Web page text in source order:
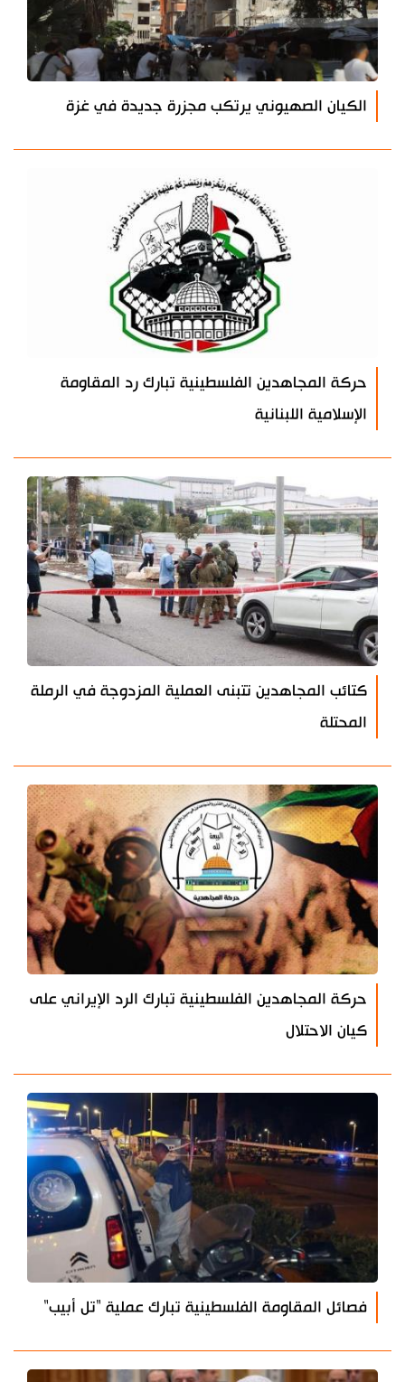
الكيان الصهيوني يرتكب مجزرة جديدة في غزة
حركة المجاهدين الفلسطينية تبارك رد المقاومة
الإسلامية اللبنانية
كتائب المجاهدين تتبنى العملية المزدوجة في الرملة
المحتلة
حركة المجاهدين الفلسطينية تبارك الرد الإيراني على
كيان الاحتلال
فصائل المقاومة الفلسطينية تبارك عملية "تل أبيب"